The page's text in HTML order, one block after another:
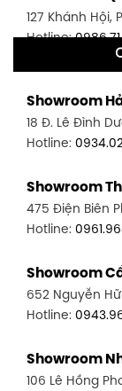
127 Khánh Hội,
Hotline:
1411 Đường 3/2,
Hotline:
1448 Huỳnh
Hotline:
348 Đ. Bạch
Hotline:
591 Hoàng Văn
Hotline:
Showroom
18 Đ. Lê Đình
Hotline:
Showroom
475 Điện Biên
Hotline:
Showroom
652 Nguyễn
Hotline:
Showroom
106 Lê Hồng